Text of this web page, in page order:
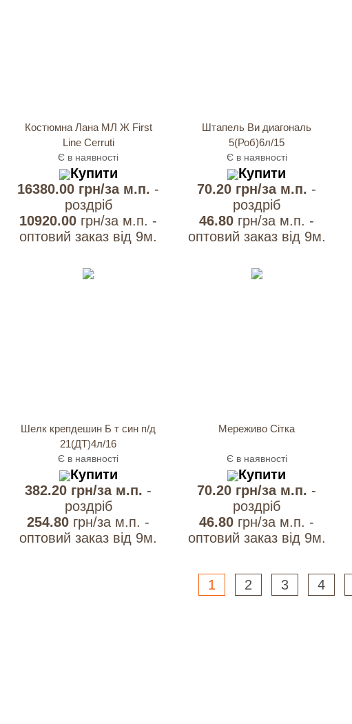
Костюмна Лана МЛ Ж First
Line Cerruti
Є в наявності
Купити
16380.00 грн/за м.п. -
роздрiб
10920.00 грн/за м.п. -
оптовий заказ вiд 9м.
Штапель Ви диагональ
5(Роб)6л/15
Є в наявності
Купити
70.20 грн/за м.п. -
роздрiб
46.80 грн/за м.п. -
оптовий заказ вiд 9м.
Шелк крепдешин Б т син п/д
21(ДТ)4л/16
Є в наявності
Купити
382.20 грн/за м.п. -
роздрiб
254.80 грн/за м.п. -
оптовий заказ вiд 9м.
Мереживо Сітка
Є в наявності
Купити
70.20 грн/за м.п. -
роздрiб
46.80 грн/за м.п. -
оптовий заказ вiд 9м.
1 2 3 4